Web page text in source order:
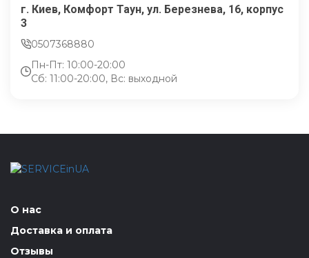
г. Киев, Комфорт Таун, ул. Березнева, 16, корпус
3
0507368880
Пн-Пт: 10:00-20:00
Сб: 11:00-20:00, Вс: выходной
О нас
Доставка и оплата
Отзывы